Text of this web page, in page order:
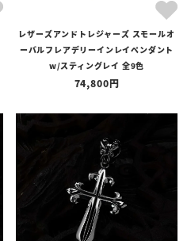
レザーズアンドトレジャーズ スモールオ
ーバルフレアデリーインレイペンダント
w/スティングレイ 全9色
74,800